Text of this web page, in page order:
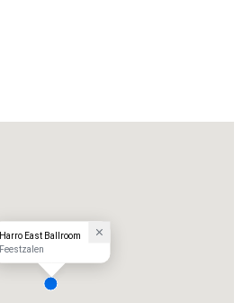
Harro East Ballroom
Feestzalen